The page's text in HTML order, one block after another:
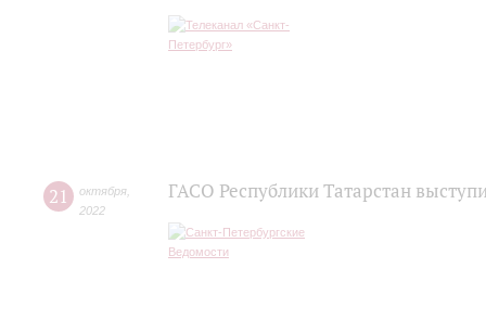
21 октября
2022
ГАСО Республики Татарстан